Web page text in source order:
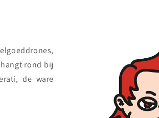
rond bij
de ware